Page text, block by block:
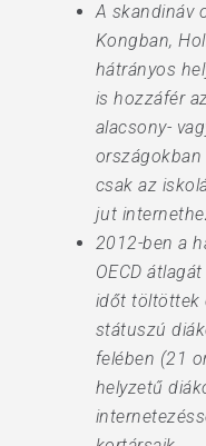
A skandináv
Kongban,
hátrányos
is hozzáfér
alacsony-
csak az
jut
2012-ben a
OECD
időt töltöttek
státuszú
felében (21
helyzetű